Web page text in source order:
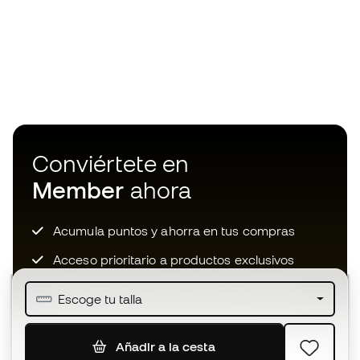
Escoge tu talla
Añadir a la cesta
Conviértete en
Member ahora
Acumula puntos y ahorra en tus compras
Acceso prioritario a productos exclusivos